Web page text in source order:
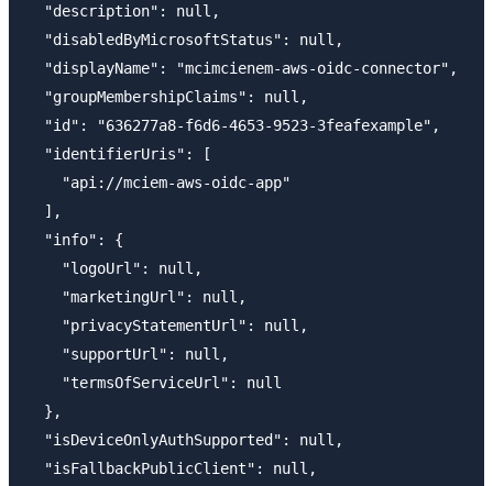
  "description": null,
  "disabledByMicrosoftStatus": null,
  "displayName": "mcimcienem-aws-oidc-connector",
  "groupMembershipClaims": null,
  "id": "636277a8-f6d6-4653-9523-3feafexample",
  "identifierUris": [
    "api://mciem-aws-oidc-app"
  ],
  "info": {
    "logoUrl": null,
    "marketingUrl": null,
    "privacyStatementUrl": null,
    "supportUrl": null,
    "termsOfServiceUrl": null
  },
  "isDeviceOnlyAuthSupported": null,
  "isFallbackPublicClient": null,